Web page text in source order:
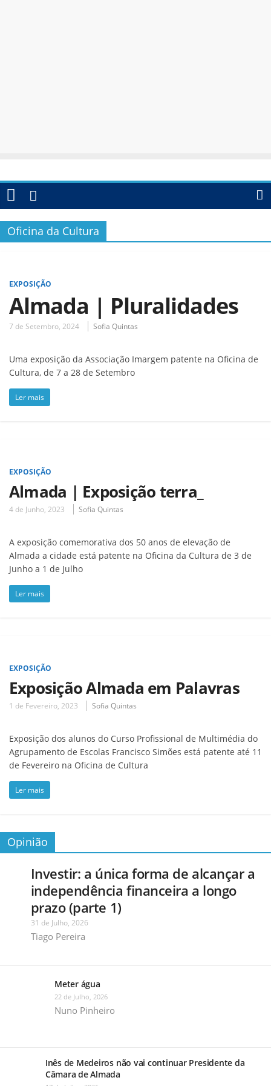
Oficina da Cultura
EXPOSIÇÃO
Almada | Pluralidades
7 de Setembro, 2024 Sofia Quintas
Uma exposição da Associação Imargem patente na Oficina de
Cultura, de 7 a 28 de Setembro
Ler mais
EXPOSIÇÃO
Almada | Exposição terra_
4 de Junho, 2023 Sofia Quintas
A exposição comemorativa dos 50 anos de elevação de
Almada a cidade está patente na Oficina da Cultura de 3 de
Junho a 1 de Julho
Ler mais
EXPOSIÇÃO
Exposição Almada em Palavras
1 de Fevereiro, 2023 Sofia Quintas
Exposição dos alunos do Curso Profissional de Multimédia do
Agrupamento de Escolas Francisco Simões está patente até 11
de Fevereiro na Oficina de Cultura
Ler mais
Opinião
Investir: a única forma de alcançar a
independência financeira a longo
prazo (parte 1)
31 de Julho, 2026
Tiago Pereira
Meter água
22 de Julho, 2026
Nuno Pinheiro
Inês de Medeiros não vai continuar Presidente da
Câmara de Almada